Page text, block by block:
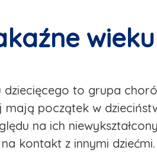
dziecięcego to grupa
początek w
na ich
kontakt z innymi dziećmi.